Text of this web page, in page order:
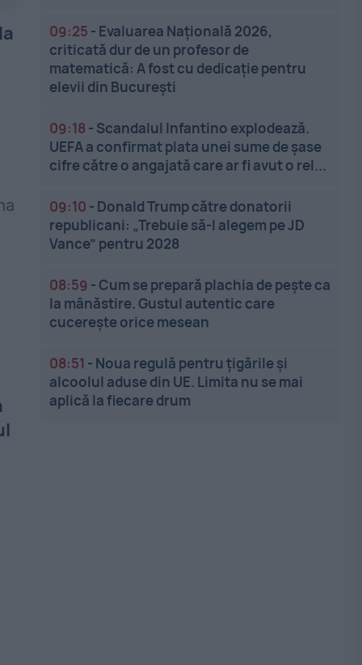
09:25 - Evaluarea Națională 2026,
criticată dur de un profesor de
matematică: A fost cu dedicație pentru
elevii din București
09:18 - Scandalul Infantino explodează.
UEFA a confirmat plata unei sume de șase
cifre către o angajată care ar fi avut o rel...
09:10 - Donald Trump către donatorii
republicani: „Trebuie să-l alegem pe JD
Vance” pentru 2028
08:59 -Cum se prepară plachia de pește ca
la mânăstire. Gustul autentic care
cucerește orice mesean
08:51 - Noua regulă pentru țigările și
alcoolul aduse din UE. Limita nu se mai
aplică la fiecare drum